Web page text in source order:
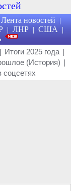
Лента новостей |
| ЛНР | США |
| Итоги 2025 года |
(История) |